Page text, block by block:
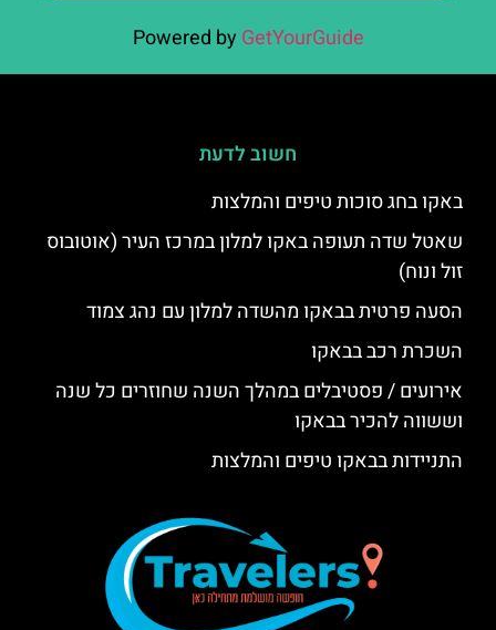
Powered by GetYourGuide
חשוב לדעת
באקו בחג סוכות טיפים והמלצות
שאטל שדה תעופה באקו למלון במרכז העיר (אוטובוס
זול ונוח)
הסעה פרטית בבאקו מהשדה למלון עם נהג צמוד
השכרת רכב בבאקו
אירועים / פסטיבלים במהלך השנה שחוזרים כל שנה
וששווה להכיר בבאקו
התניידות בבאקו טיפים והמלצות